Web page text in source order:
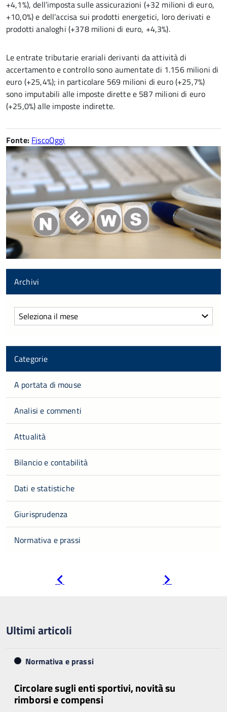
+4,1%), dell’imposta sulle assicurazioni (+32 milioni di euro,
+10,0%) e dell’accisa sui prodotti energetici, loro derivati e
prodotti analoghi (+378 milioni di euro, +4,3%).
Le entrate tributarie erariali derivanti da attività di
accertamento e controllo sono aumentate di 1.156 milioni di
euro (+25,4%); in particolare 569 milioni di euro (+25,7%)
sono imputabili alle imposte dirette e 587 milioni di euro
(+25,0%) alle imposte indirette.
Fonte: FiscoOggi
Archivi
Archivi
Categorie
A portata di mouse
Analisi e commenti
Attualità
Bilancio e contabilità
Dati e statistiche
Giurisprudenza
Normativa e prassi
Ultimi articoli
Normativa e prassi
Circolare sugli enti sportivi, novità su
rimborsi e compensi